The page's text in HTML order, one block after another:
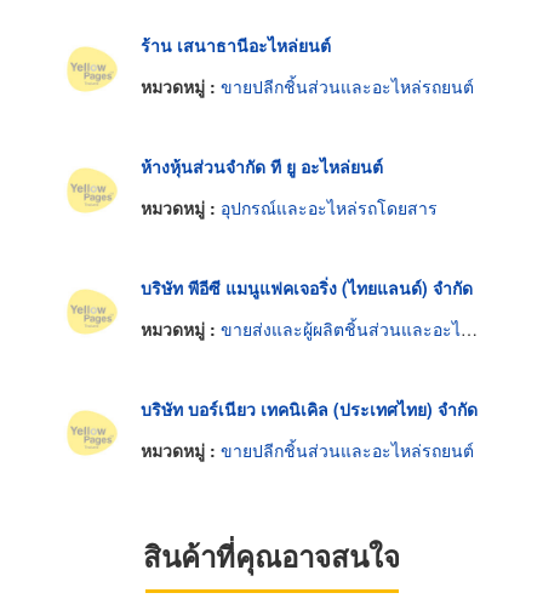
ร้าน เสนาธานีอะไหล่ยนต์
หมวดหมู่ : ขายปลีกชิ้นส่วนและอะไหล่รถยนต์
ห้างหุ้นส่วนจำกัด ที ยู อะไหล่ยนต์
หมวดหมู่ : อุปกรณ์และอะไหล่รถโดยสาร
บริษัท พีอีซี แมนูแฟคเจอริ่ง (ไทยแลนด์) จำกัด
หมวดหมู่ : ขายส่งและผู้ผลิตชิ้นส่วนและอะไหล่รถยนต์
บริษัท บอร์เนียว เทคนิเคิล (ประเทศไทย) จำกัด
หมวดหมู่ : ขายปลีกชิ้นส่วนและอะไหล่รถยนต์
สินค้าที่คุณอาจสนใจ